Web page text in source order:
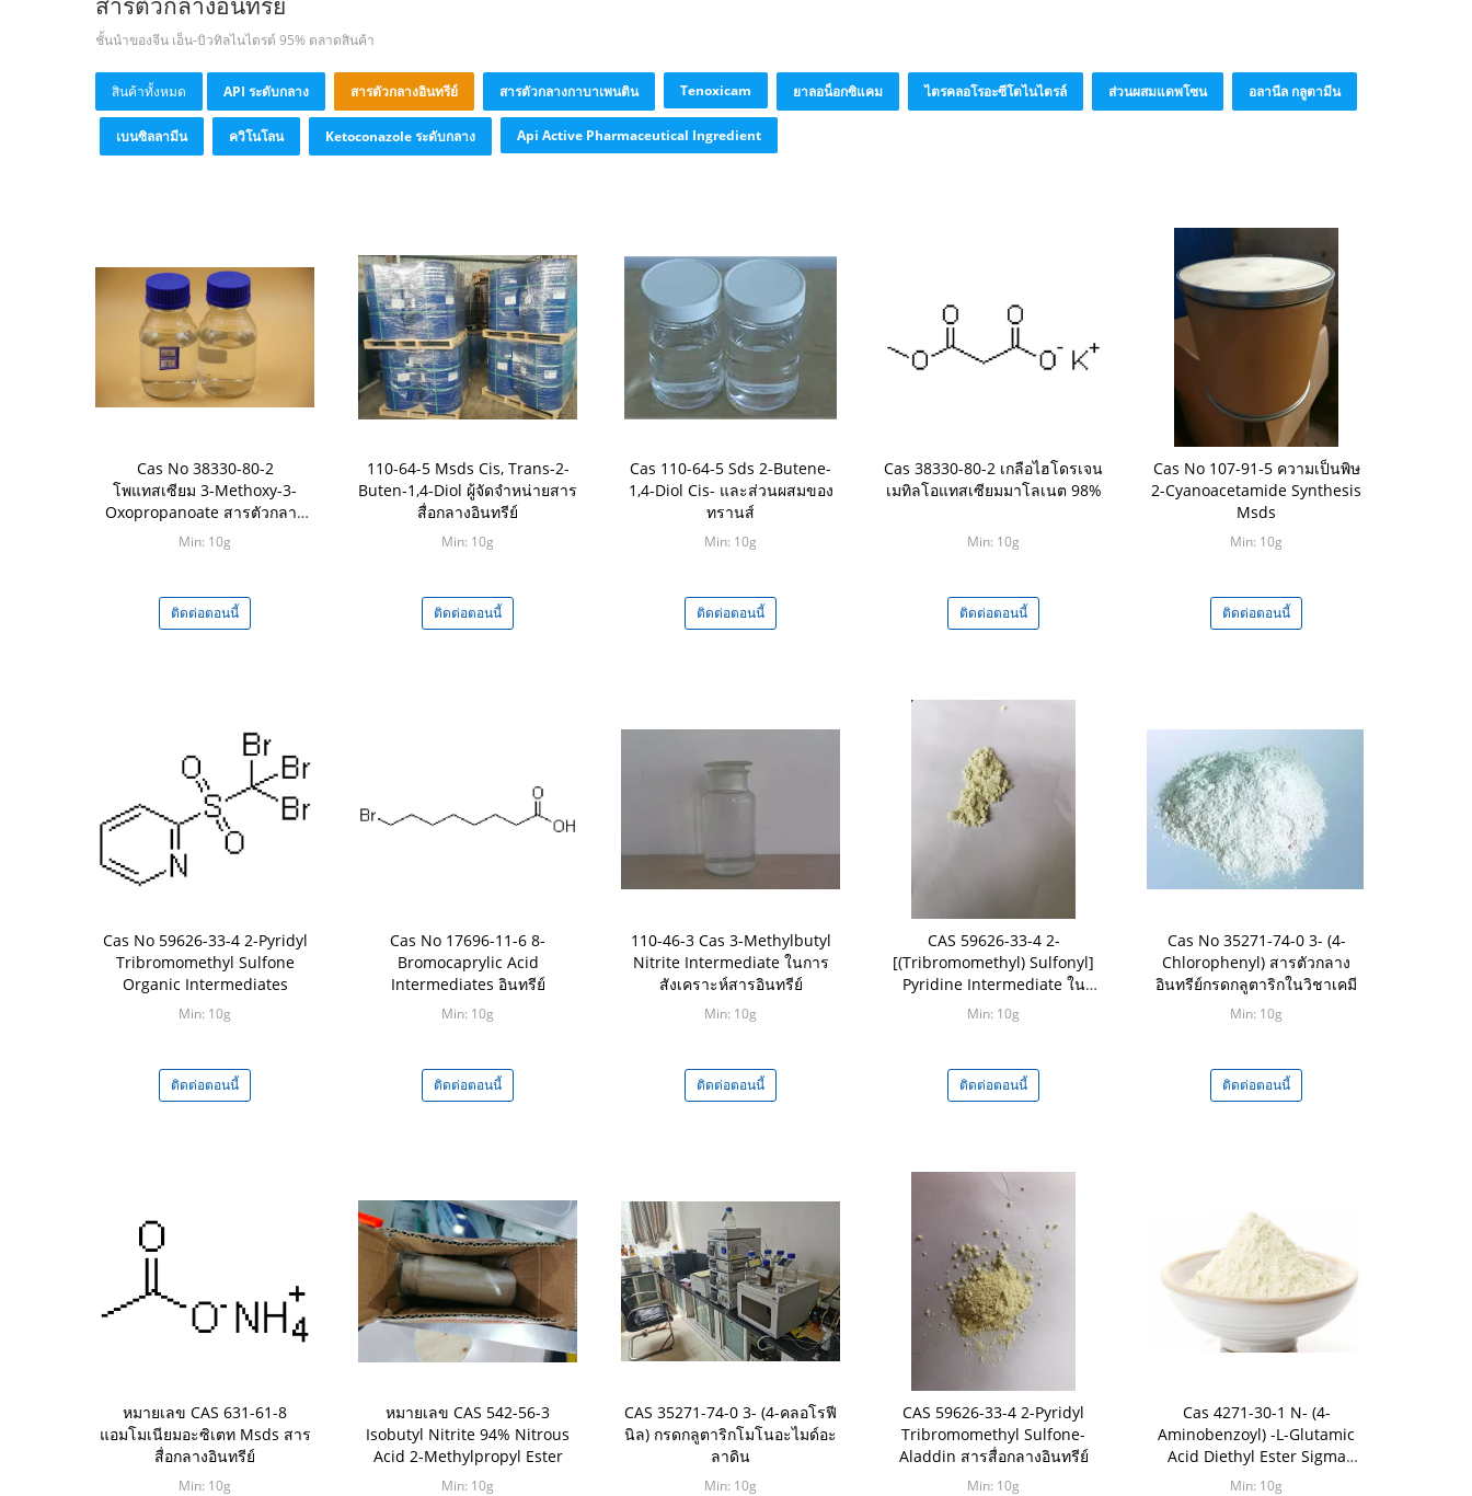
ชั้นนำของจีน เอ็น-บิวทิลไนไตรต์ 95% ตลาดสินค้า
สินค้าทั้งหมด API ระดับกลาง สารตัวกลางอินทรีย์ สารตัวกลางกาบาเพนติน Tenoxicam ยาลอน็อกซิแคม ไตรคลอโรอะซีโตไนไตรล์ ส่วนผสมแดพโซน อลานีล กลูตามีน
เบนซิลลามีน ควิโนโลน Ketoconazole ระดับกลาง Api Active Pharmaceutical Ingredient
Cas No 38330-80-2
โพแทสเซียม 3-Methoxy-3-
Oxopropanoate สารตัวกลาง
อินทรีย์
Min: 10g
ติดต่อตอนนี้
110-64-5 Msds Cis, Trans-2-
Buten-1,4-Diol ผู้จัดจำหน่ายสาร
สื่อกลางอินทรีย์
Min: 10g
ติดต่อตอนนี้
Cas 110-64-5 Sds 2-Butene-
1,4-Diol Cis- และส่วนผสมของ
ทรานส์
Min: 10g
ติดต่อตอนนี้
Cas 38330-80-2 เกลือไฮโดรเจน
เมทิลโอแทสเซียมมาโลเนต 98%
Min: 10g
ติดต่อตอนนี้
Cas No 107-91-5 ความเป็นพิษ
2-Cyanoacetamide Synthesis
Msds
Min: 10g
ติดต่อตอนนี้
Cas No 59626-33-4 2-Pyridyl
Tribromomethyl Sulfone
Organic Intermediates
Min: 10g
ติดต่อตอนนี้
Cas No 17696-11-6 8-
Bromocaprylic Acid
Intermediates อินทรีย์
Min: 10g
ติดต่อตอนนี้
110-46-3 Cas 3-Methylbutyl
Nitrite Intermediate ในการ
สังเคราะห์สารอินทรีย์
Min: 10g
ติดต่อตอนนี้
CAS 59626-33-4 2-
[(Tribromomethyl) Sulfonyl]
Pyridine Intermediate ใน
เคมีอินทรีย์
Min: 10g
ติดต่อตอนนี้
Cas No 35271-74-0 3- (4-
Chlorophenyl) สารตัวกลาง
อินทรีย์กรดกลูตาริกในวิชาเคมี
Min: 10g
ติดต่อตอนนี้
หมายเลข CAS 631-61-8
แอมโมเนียมอะซิเตท Msds สาร
สื่อกลางอินทรีย์
Min: 10g
หมายเลข CAS 542-56-3
Isobutyl Nitrite 94% Nitrous
Acid 2-Methylpropyl Ester
Min: 10g
CAS 35271-74-0 3- (4-คลอโรฟี
นิล) กรดกลูตาริกโมโนอะไมด์อะ
ลาดิน
Min: 10g
CAS 59626-33-4 2-Pyridyl
Tribromomethyl Sulfone-
Aladdin สารสื่อกลางอินทรีย์
Min: 10g
Cas 4271-30-1 N- (4-
Aminobenzoyl) -L-Glutamic
Acid Diethyl Ester Sigma
Msds
Min: 10g